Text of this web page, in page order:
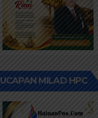
UCAPAN MILAD HPC